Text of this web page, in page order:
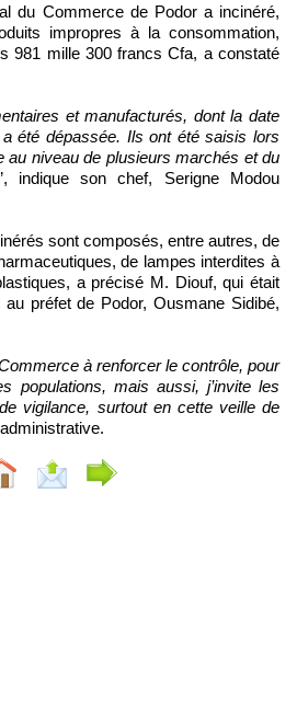
impropres à la consommation,
981 mille 300 francs Cfa, a constaté
et manufacturés, dont la date
été dépassée. Ils ont été saisis lors
au niveau de plusieurs marchés et du
indique son chef, Serigne Modou
sont composés, entre autres, de
de lampes interdites à
a précisé M. Diouf, qui était
au préfet de Podor, Ousmane Sidibé,
à renforcer le contrôle, pour
populations, mais aussi, j’invite les
vigilance, surtout en cette veille de
administrative.